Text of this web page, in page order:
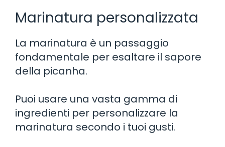
Marinatura personalizzata
La marinatura è un passaggio
fondamentale per esaltare il sapore
della picanha.
Puoi usare una vasta gamma di
ingredienti per personalizzare la
marinatura secondo i tuoi gusti.